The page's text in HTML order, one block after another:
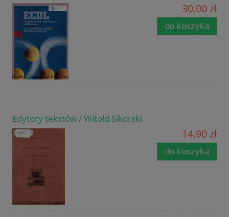
30,00 zł
do koszyka
Edytory tekstów / Witold Sikorski
14,90 zł
do koszyka